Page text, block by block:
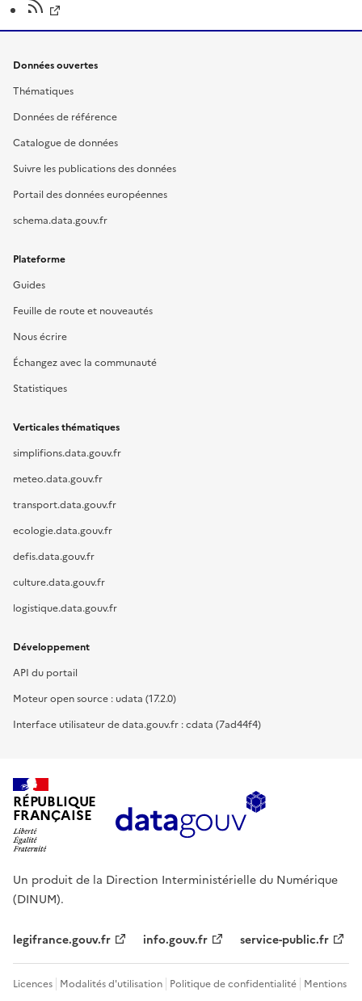
Données ouvertes
Thématiques
Données de référence
Catalogue de données
Suivre les publications des données
Portail des données européennes
schema.data.gouv.fr
Plateforme
Guides
Feuille de route et nouveautés
Nous écrire
Échangez avec la communauté
Statistiques
Verticales thématiques
simplifions.data.gouv.fr
meteo.data.gouv.fr
transport.data.gouv.fr
ecologie.data.gouv.fr
defis.data.gouv.fr
culture.data.gouv.fr
logistique.data.gouv.fr
Développement
API du portail
Moteur open source : udata (17.2.0)
Interface utilisateur de data.gouv.fr : cdata (7ad44f4)
RÉPUBLIQUE
FRANÇAISE
Un produit de la Direction Interministérielle du Numérique
(DINUM).
legifrance.gouv.fr info.gouv.fr service-public.fr
Licences Modalités d'utilisation Politique de confidentialité Mentions